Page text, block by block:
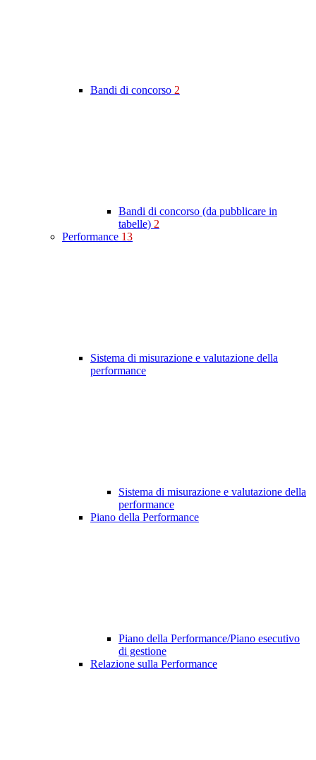
Bandi di concorso 2
Bandi di concorso (da pubblicare in
tabelle) 2
Performance 13
Sistema di misurazione e valutazione della
performance
Sistema di misurazione e valutazione della
performance
Piano della Performance
Piano della Performance/Piano esecutivo
di gestione
Relazione sulla Performance